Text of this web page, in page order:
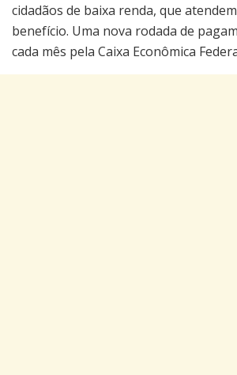
cidadãos de baixa renda, que
benefício. Uma nova rodada de
cada mês pela Caixa Econômica